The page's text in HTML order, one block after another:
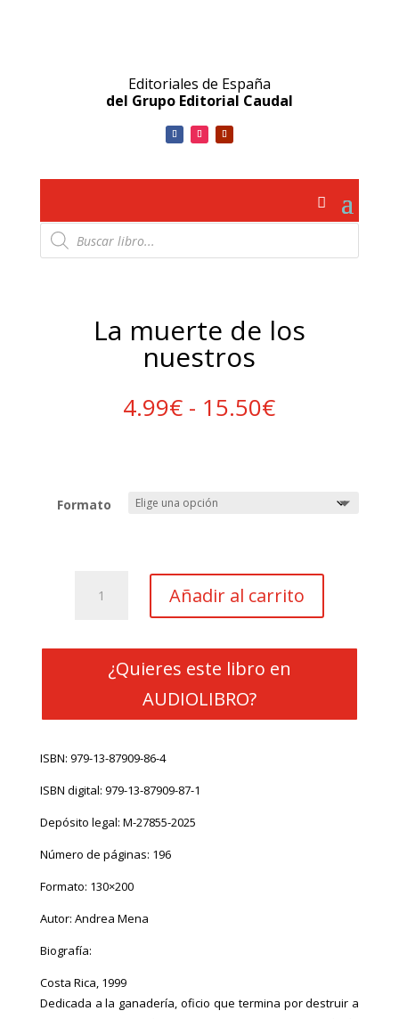
Editoriales de España
del Grupo Editorial Caudal
Búsqueda
de
productos
La muerte de los
nuestros
4.99€ - 15.50€Rango
de
Formato
muerte
nuestros
cantidad
Añadir al carrito
¿Quieres este libro en
AUDIOLIBRO?
ISBN: 979-13-87909-86-4
ISBN digital: 979-13-87909-87-1
Depósito legal: M-27855-2025
Número de páginas: 196
Formato: 130×200
Autor: Andrea Mena
Biografía:
Costa Rica, 1999
Dedicada a la ganadería, oficio que termina por destruir a